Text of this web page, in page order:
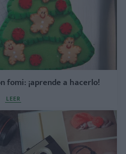
fomi: ¡aprende a hacerlo!
LEER